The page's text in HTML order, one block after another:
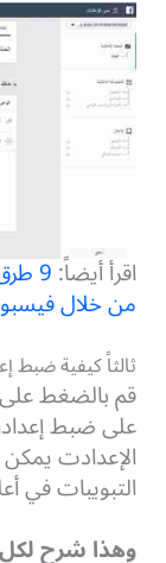
اقرأ أيضاً: 9
من خلال
ثالثاً كيفية
قم بالضغط
على ضبط
الإعدادت
التبويبات في
وهذا شرح